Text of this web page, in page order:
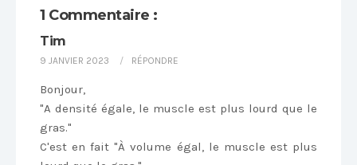
1 Commentaire :
Tim
9 JANVIER 2023 RÉPONDRE
Bonjour,
"A densité égale, le muscle est plus lourd que le
gras."
C'est en fait "À volume égal, le muscle est plus